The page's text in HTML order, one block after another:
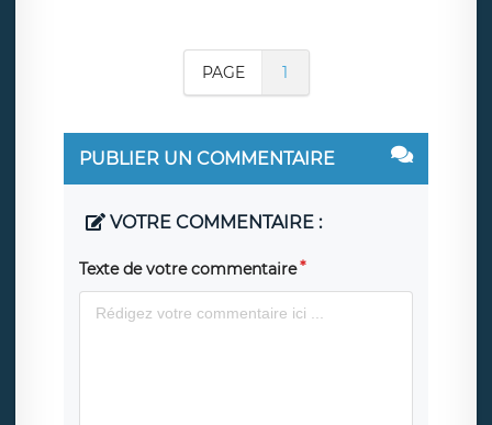
PAGE 1
PUBLIER UN COMMENTAIRE
VOTRE COMMENTAIRE :
Texte de votre commentaire